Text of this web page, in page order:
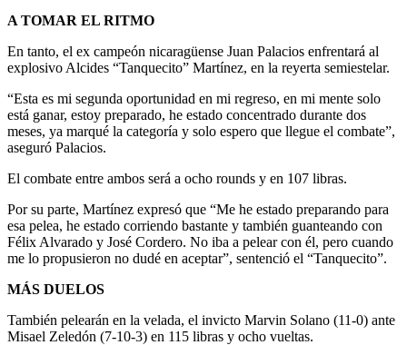
A TOMAR EL RITMO
En tanto, el ex campeón nicaragüense Juan Palacios enfrentará al
explosivo Alcides “Tanquecito” Martínez, en la reyerta semiestelar.
“Esta es mi segunda oportunidad en mi regreso, en mi mente solo
está ganar, estoy preparado, he estado concentrado durante dos
meses, ya marqué la categoría y solo espero que llegue el combate”,
aseguró Palacios.
El combate entre ambos será a ocho rounds y en 107 libras.
Por su parte, Martínez expresó que “Me he estado preparando para
esa pelea, he estado corriendo bastante y también guanteando con
Félix Alvarado y José Cordero. No iba a pelear con él, pero cuando
me lo propusieron no dudé en aceptar”, sentenció el “Tanquecito”.
MÁS DUELOS
También pelearán en la velada, el invicto Marvin Solano (11-0) ante
Misael Zeledón (7-10-3) en 115 libras y ocho vueltas.